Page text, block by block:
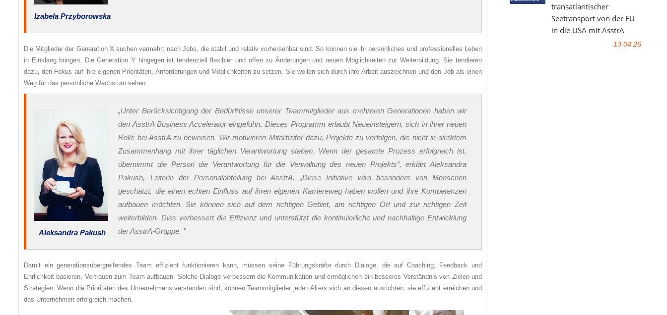
Izabela Przyborowska
Die Mitglieder der Generation X suchen vermehrt nach Jobs, die stabil und relativ vorhersehbar sind. So können sie ihr persönliches und professionelles Leben
in Einklang bringen. Die Generation Y hingegen ist tendenziell flexibler und offen zu Änderungen und neuen Möglichkeiten zur Weiterbildung. Sie tendieren
dazu, den Fokus auf ihre eigenen Prioritäten, Anforderungen und Möglichkeiten zu setzen. Sie wollen sich durch ihre Arbeit auszeichnen und den Job als einen
Weg für das persönliche Wachstum sehen.
Aleksandra Pakush
„Unter Berücksichtigung der Bedürfnisse unserer Teammitglieder aus mehreren Generationen haben wir
den AsstrA Business Accelerator eingeführt. Dieses Programm erlaubt Neueinsteigern, sich in ihrer neuen
Rolle bei AsstrA zu beweisen. Wir motivieren Mitarbeiter dazu, Projekte zu verfolgen, die nicht in direktem
Zusammenhang mit ihrer täglichen Verantwortung stehen. Wenn der gesamte Prozess erfolgreich ist,
übernimmt die Person die Verantwortung für die Verwaltung des neuen Projekts“, erklärt Aleksandra
Pakush, Leiterin der Personalabteilung bei AsstrA. „Diese Initiative wird besonders von Menschen
geschätzt, die einen echten Einfluss auf ihren eigenen Karriereweg haben wollen und ihre Kompetenzen
aufbauen möchten. Sie können sich auf dem richtigen Gebiet, am richtigen Ort und zur richtigen Zeit
weiterbilden. Dies verbessert die Effizienz und unterstützt die kontinuierliche und nachhaltige Entwicklung
der AsstrA-Gruppe. "
Damit ein generationsübergreifendes Team effizient funktionieren kann, müssen seine Führungskräfte durch Dialoge, die auf Coaching, Feedback und
Ehrlichkeit basieren, Vertrauen zum Team aufbauen. Solche Dialoge verbessern die Kommunikation und ermöglichen ein besseres Verständnis von Zielen und
Strategien. Wenn die Prioritäten des Unternehmens verstanden sind, können Teammitglieder jeden Alters sich an diesen ausrichten, sie effizient erreichen und
das Unternehmen erfolgreich machen.
transatlantischer
Seetransport von der EU
in die USA mit AsstrA
13.04.26